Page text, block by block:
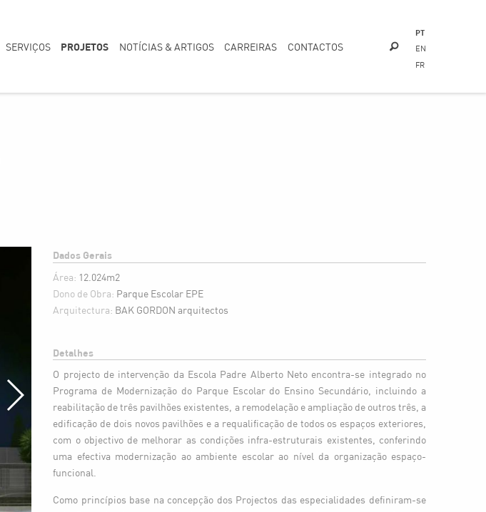
SERVIÇOS PROJETOS NOTÍCIAS & ARTIGOS CARREIRAS CONTACTOS
PT
EN
FR
Dados Gerais
Área: 12.024m2
Dono de Obra: Parque Escolar EPE
Arquitectura: BAK GORDON arquitectos
Detalhes
O projecto de intervenção da Escola Padre Alberto Neto encontra-se integrado no
Programa de Modernização do Parque Escolar do Ensino Secundário, incluindo a
reabilitação de três pavilhões existentes, a remodelação e ampliação de outros três, a
edificação de dois novos pavilhões e a requalificação de todos os espaços exteriores,
com o objectivo de melhorar as condições infra-estruturais existentes, conferindo
uma efectiva modernização ao ambiente escolar ao nível da organização espaço-
funcional.
Como princípios base na concepção dos Projectos das especialidades definiram-se